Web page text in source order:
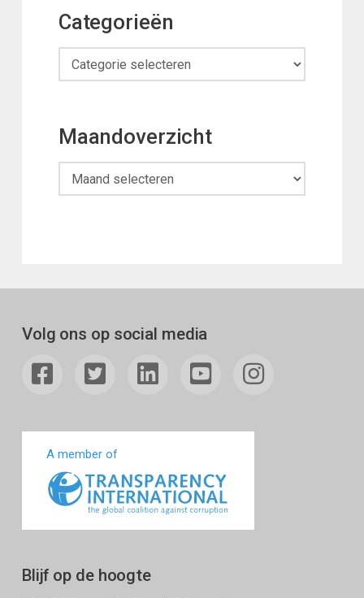
Categorieën
Categorieën
Maandoverzicht
Maandoverzicht
Volg ons op social media
A member of
Blijf op de hoogte